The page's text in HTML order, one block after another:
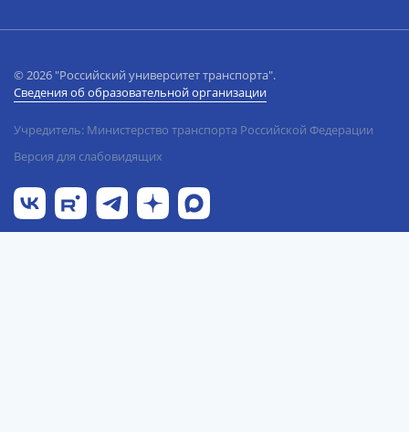
© 2026 "Российский университет транспорта".
Сведения об образовательной организации
Учредитель: Министерство транспорта Российской Федерации
Версия для слабовидящих